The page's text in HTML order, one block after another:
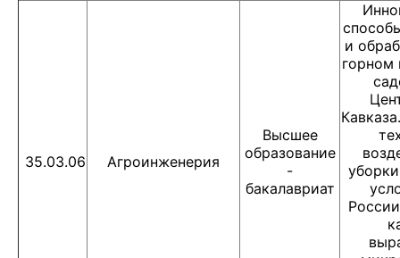
35.03.06 Агроинженерия
Высшее
образование
-
бакалавриат
и
горном